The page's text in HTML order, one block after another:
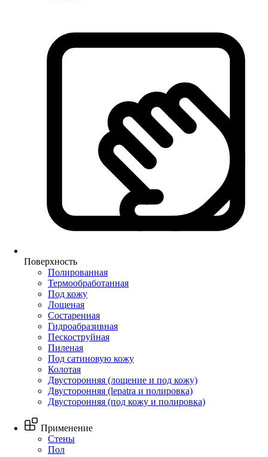
Поверхность
Полированная
Термообработанная
Под кожу
Лощеная
Состаренная
Гидроабразивная
Пескоструйная
Пиленая
Под сатиновую кожу
Колотая
Двусторонняя (лощение и под кожу)
Двусторонняя (lepatra и полировка)
Двусторонняя (под кожу и полировка)
Применение
Стены
Пол